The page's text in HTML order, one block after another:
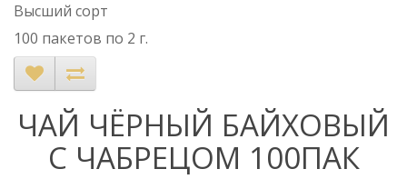
Высший сорт
100 пакетов по 2 г.
ЧАЙ ЧЁРНЫЙ БАЙХОВЫЙ
С ЧАБРЕЦОМ 100ПАК